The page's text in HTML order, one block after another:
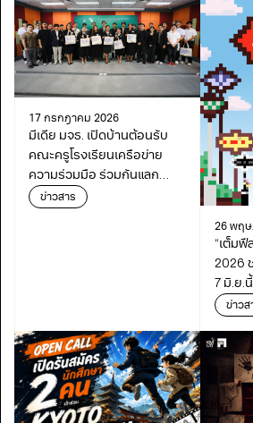
17 กรกฎาคม 2026
มีเดีย มจธ. เปิดบ้านต้อนรับ
คณะครูโรงเรียนเครือข่าย
ความร่วมมือ ร่วมกันแลก
เปลี่ยนเรียนรู้เดินหน้า
ข่าวสาร
26 พฤษ
“เต็มฟี
2026
7 มิ.ย.
ข่าวส